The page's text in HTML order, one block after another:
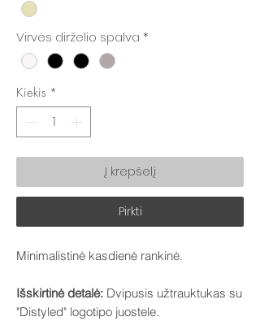
Virvės dirželio spalva *
Kiekis *
Į krepšelį
Pirkti
Minimalistinė kasdienė rankinė.
Išskirtinė detalė: Dvipusis užtrauktukas su
"Distyled" logotipo juostele.